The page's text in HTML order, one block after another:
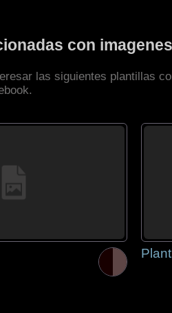
con
las siguientes plantillas